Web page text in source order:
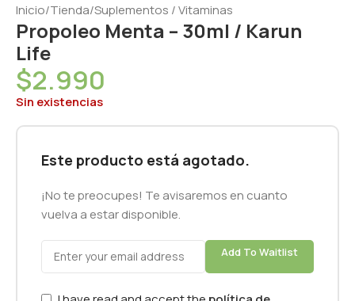
Inicio/Tienda/Suplementos / Vitaminas
Propoleo Menta – 30ml / Karun
Life
$2.990
Sin existencias
Este producto está agotado.
¡No te preocupes! Te avisaremos en cuanto
vuelva a estar disponible.
Add To Waitlist